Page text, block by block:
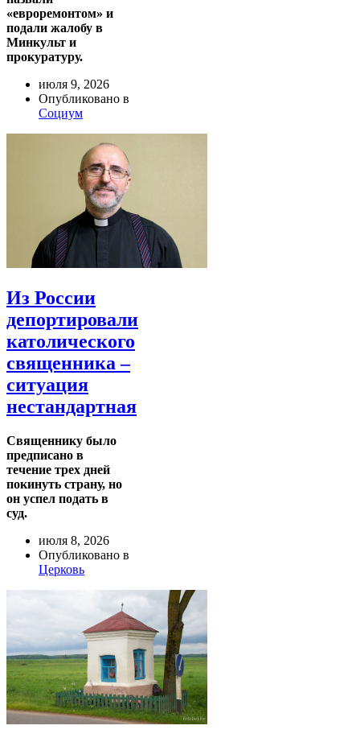
«евроремонтом» и
подали жалобу в
Минкульт и
прокуратуру.
июля 9, 2026
Опубликовано в
Социум
Из России
депортировали
католического
священника –
ситуация
нестандартная
Священнику было
предписано в
течение трех дней
покинуть страну, но
он успел подать в
суд.
июля 8, 2026
Опубликовано в
Церковь